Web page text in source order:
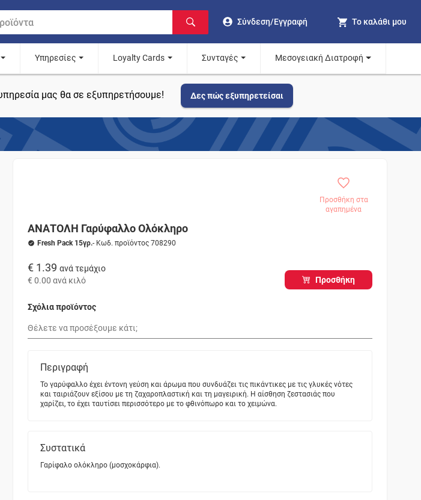
Σύνδεση/Εγγραφή Το καλάθι μου
Υπηρεσίες Loyalty Cards Συνταγές Μεσογειακή Διατροφή
μας θα σε εξυπηρετήσουμε! Δες πώς εξυπηρετείσαι
Προσθήκη στα
αγαπημένα
ΑΝΑΤΟΛΗ Γαρύφαλλο Ολόκληρο
Fresh Pack 15γρ.- Κωδ. προϊόντος 708290
€ 1.39 ανά τεμάχιο
€ 0.00 ανά κιλό Προσθήκη
Σχόλια προϊόντος
Περιγραφή
Το γαρύφαλλο έχει έντονη γεύση και άρωμα που συνδυάζει τις πικάντικες με τις γλυκές νότες
και ταιριάζουν εξίσου με τη ζαχαροπλαστική και τη μαγειρική. Η αίσθηση ζεστασιάς που
χαρίζει, το έχει ταυτίσει περισσότερο με το φθινόπωρο και το χειμώνα.
Συστατικά
Γαρίφαλο ολόκληρο (μοσχοκάρφια).